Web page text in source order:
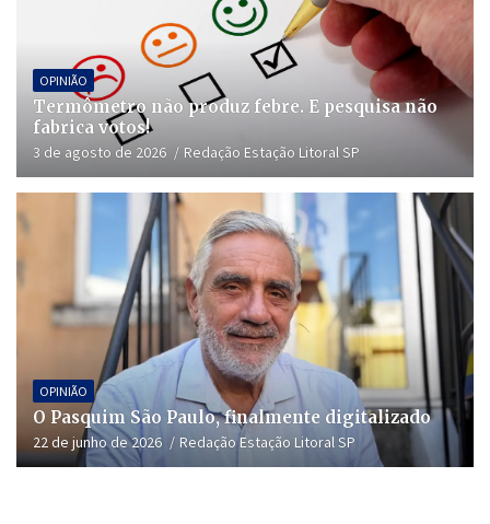
OPINIÃO
Termômetro não produz febre. E pesquisa não
fabrica votos!
3 de agosto de 2026 Redação Estação Litoral SP
OPINIÃO
O Pasquim São Paulo, finalmente digitalizado
22 de junho de 2026 Redação Estação Litoral SP